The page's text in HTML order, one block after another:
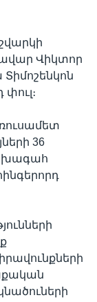
Վիկտոր
36